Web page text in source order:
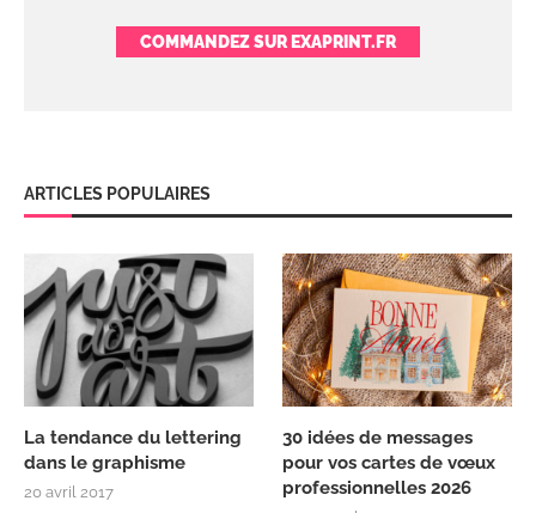
COMMANDEZ SUR EXAPRINT.FR
ARTICLES POPULAIRES
La tendance du lettering
dans le graphisme
20 avril 2017
30 idées de messages
pour vos cartes de vœux
professionnelles 2026